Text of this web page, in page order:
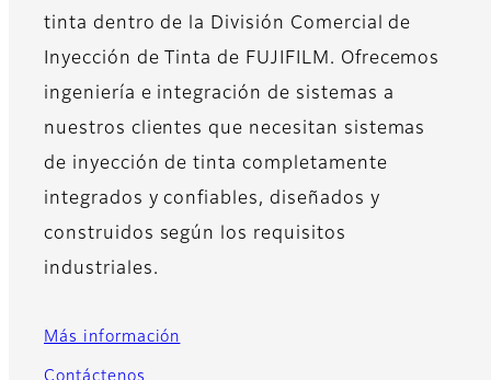
tinta dentro de la División Comercial de
Inyección de Tinta de FUJIFILM. Ofrecemos
ingeniería e integración de sistemas a
nuestros clientes que necesitan sistemas
de inyección de tinta completamente
integrados y confiables, diseñados y
construidos según los requisitos
industriales.
Más información
Contáctenos